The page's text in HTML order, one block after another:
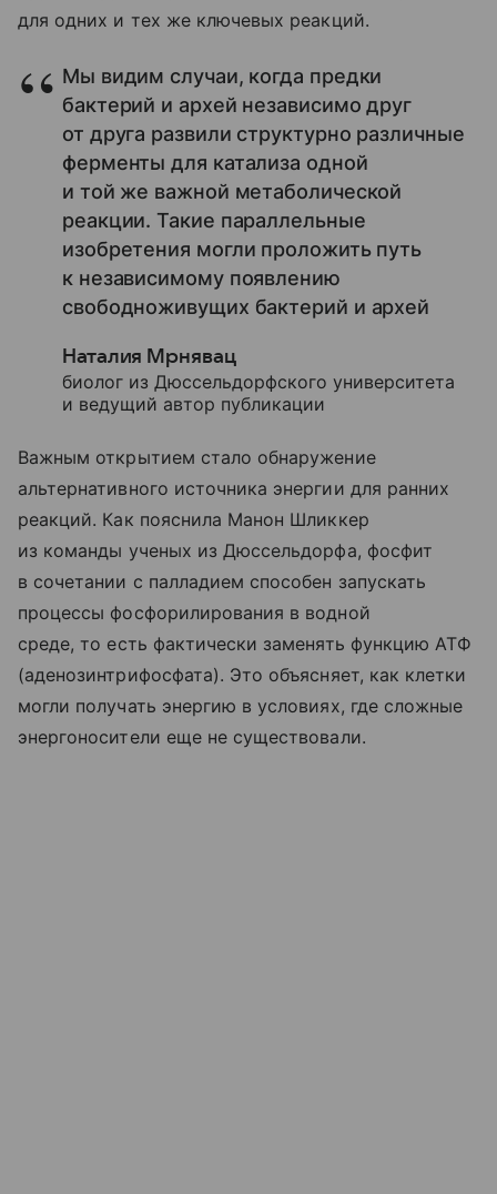
для одних и тех же ключевых реакций.
Мы видим случаи, когда предки
бактерий и архей независимо друг
от друга развили структурно различные
ферменты для катализа одной
и той же важной метаболической
реакции. Такие параллельные
изобретения могли проложить путь
к независимому появлению
свободноживущих бактерий и архей
Наталия Мрнявац
биолог из Дюссельдорфского университета
и ведущий автор публикации
Важным открытием стало обнаружение
альтернативного источника энергии для ранних
реакций. Как пояснила Манон Шликкер
из команды ученых из Дюссельдорфа, фосфит
в сочетании с палладием способен запускать
процессы фосфорилирования в водной
среде, то есть фактически заменять функцию АТФ
(аденозинтрифосфата). Это объясняет, как клетки
могли получать энергию в условиях, где сложные
энергоносители еще не существовали.